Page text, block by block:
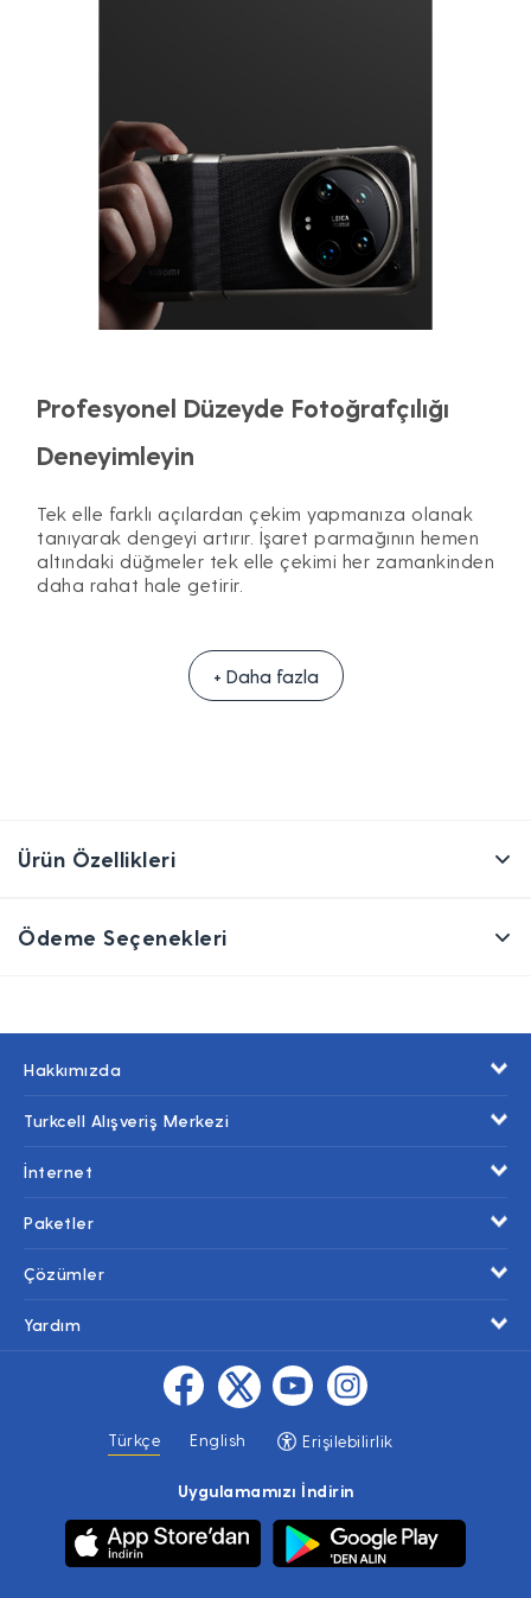
Profesyonel Düzeyde Fotoğrafçılığı
Deneyimleyin
Tek elle farklı açılardan çekim yapmanıza olanak
tanıyarak dengeyi artırır. İşaret parmağının hemen
altındaki düğmeler tek elle çekimi her zamankinden
daha rahat hale getirir.
+ Daha fazla
Ürün Özellikleri
Ödeme Seçenekleri
Hakkımızda
Turkcell Alışveriş Merkezi
İnternet
Paketler
Çözümler
Yardım
Türkçe English Erişilebilirlik
Uygulamamızı İndirin